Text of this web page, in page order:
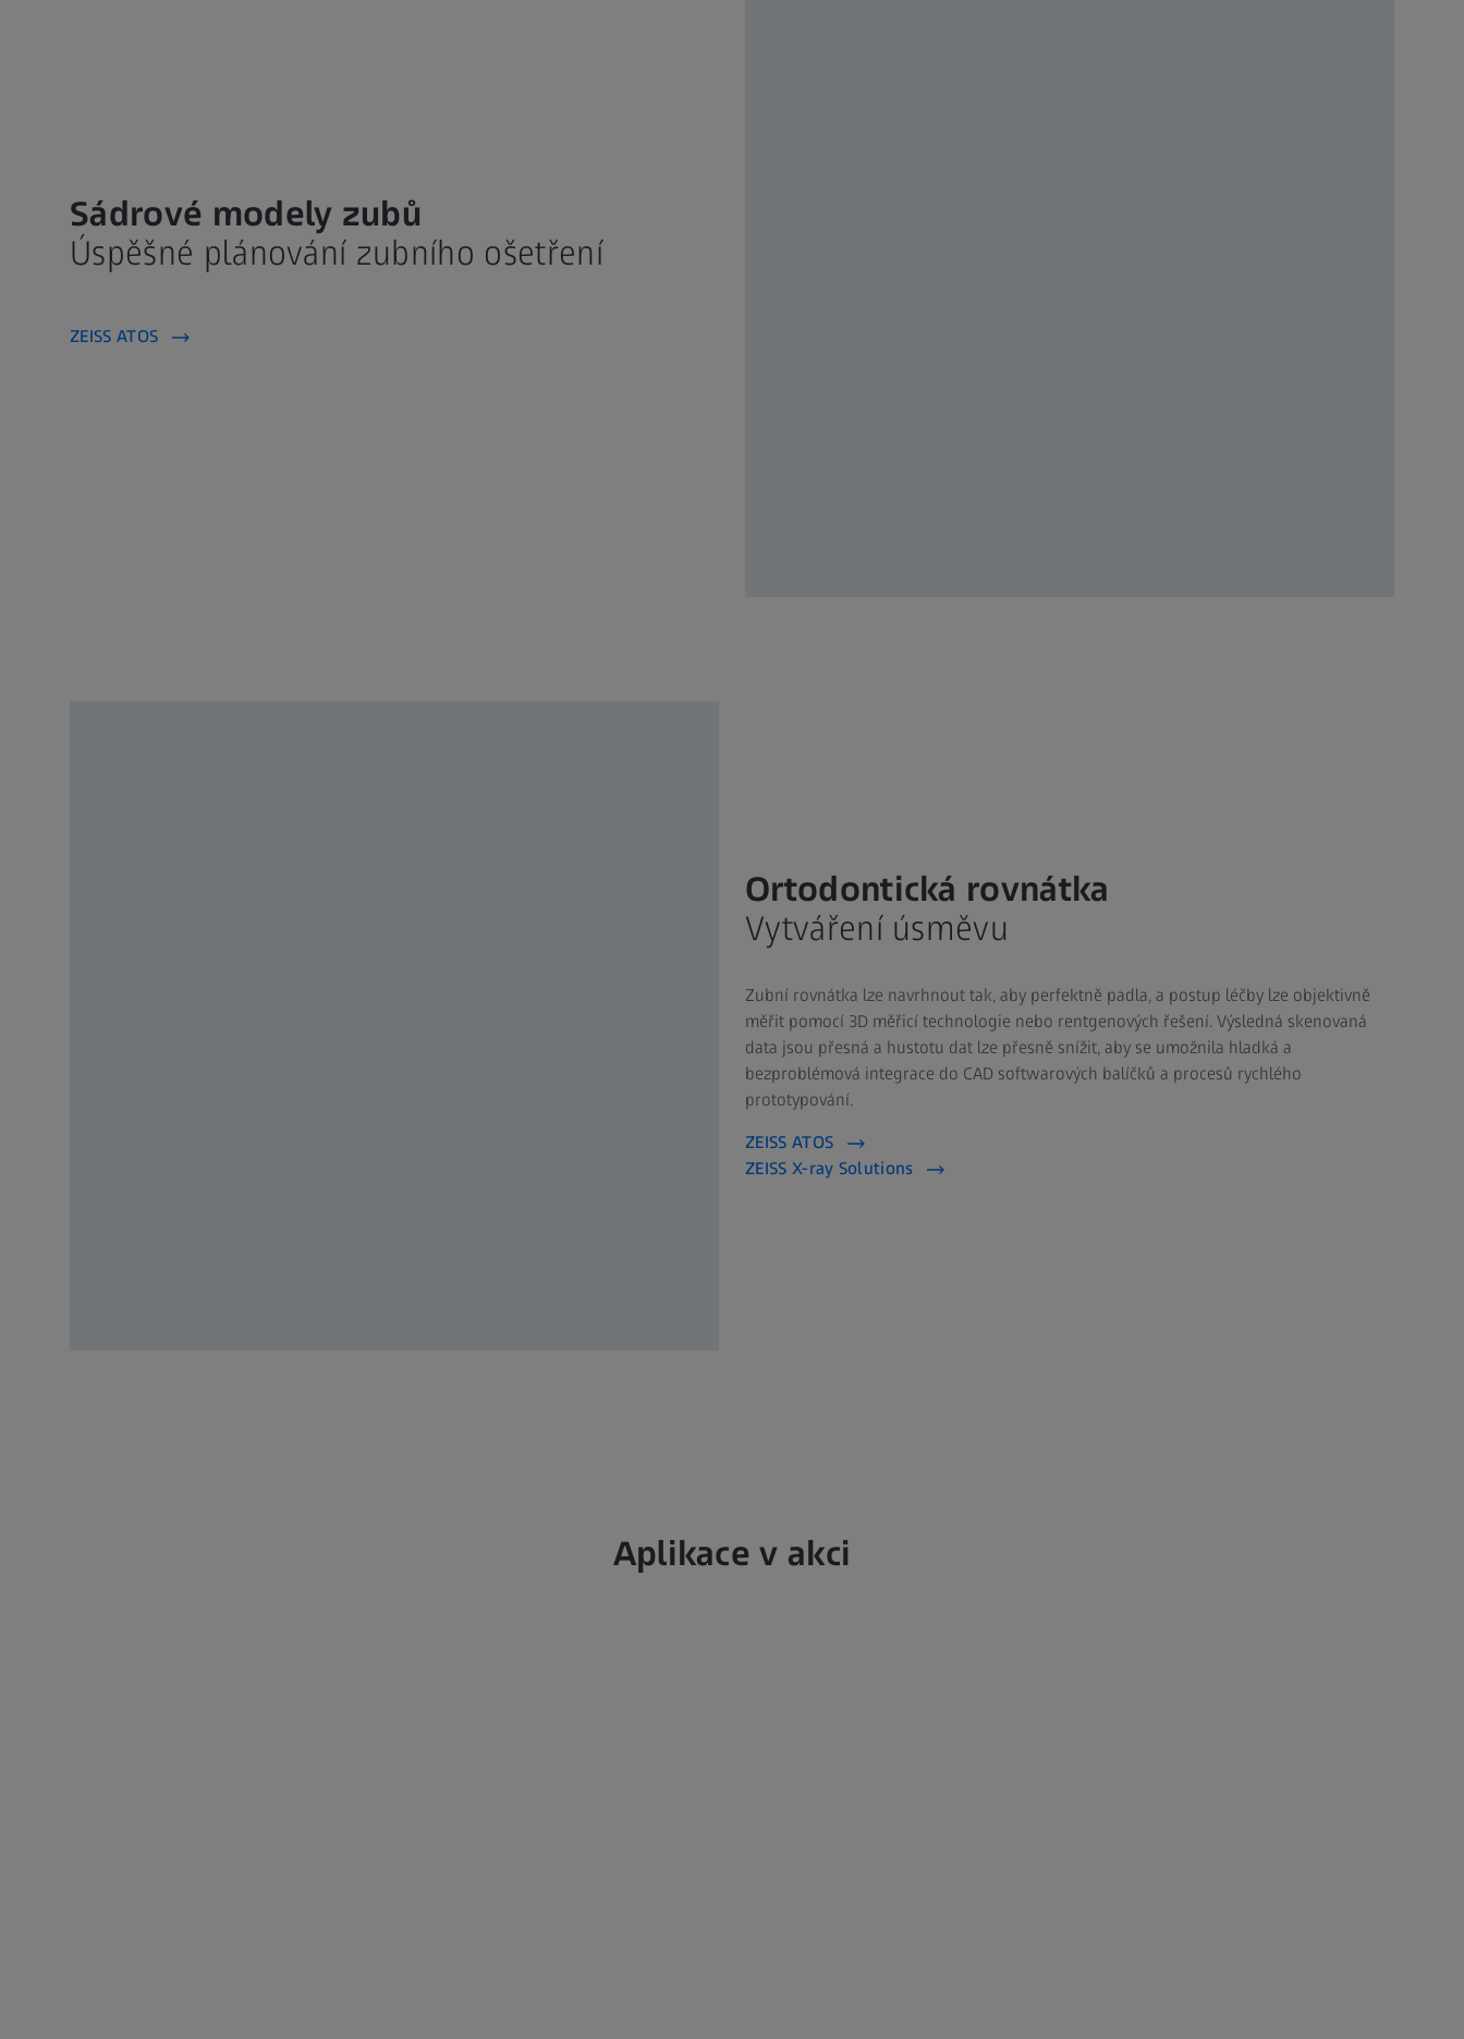
Sádrové modely zubů
Úspěšné plánování zubního ošetření
ZEISS ATOS
Ortodontická rovnátka
Vytváření úsměvu
Zubní rovnátka lze navrhnout tak, aby perfektně padla, a postup léčby lze objektivně
měřit pomocí 3D měřicí technologie nebo rentgenových řešení. Výsledná skenovaná
data jsou přesná a hustotu dat lze přesně snížit, aby se umožnila hladká a
bezproblémová integrace do CAD softwarových balíčků a procesů rychlého
prototypování.
ZEISS ATOS
ZEISS X-ray Solutions
Aplikace v akci